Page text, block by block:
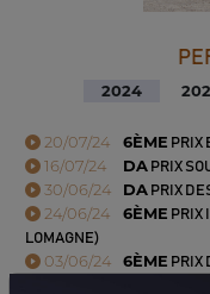
2024
20/07/24 6ÈME PRIX
16/07/24 DAPRIX
30/06/24 DAPRIX
24/06/24 6ÈME PRIX
LOMAGNE)
03/06/24 6ÈME PRIX